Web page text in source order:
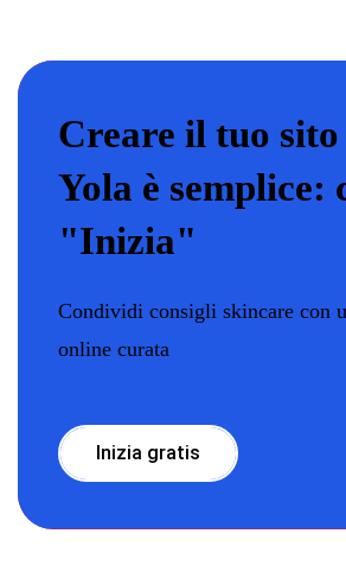
Creare il tuo sito
Yola è semplice:
"Inizia"
Condividi consigli skincare con
online curata
Inizia gratis